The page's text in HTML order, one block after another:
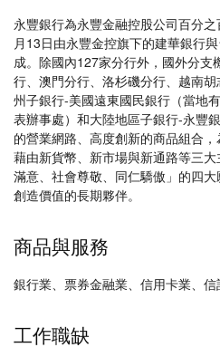
永豐銀行為永豐金融控股公司百分
月13日由永豐金控旗下的建華銀行
成。除國內127家分行外，國外分
行、澳門分行、洛杉磯分行、越南
州子銀行-美國遠東國民銀行（當地
表辦事處）和大陸地區子銀行-永豐
的營業網路、高度創新的商品組合
藉由新貨幣、新市場與新通路等三
滿意、社會尊敬、同仁驕傲」的四
創造價值的長期夥伴。
商品與服務
銀行業、票券金融業、信用卡業、信
工作職缺